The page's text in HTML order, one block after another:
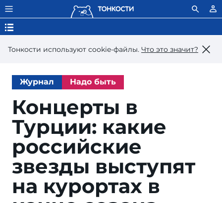
Тонкости используют сookie-файлы. Что это значит?
Журнал Надо быть
Концерты в
Турции: какие
российские
звезды выступят
на курортах в